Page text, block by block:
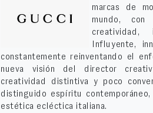
marcas de
mundo, con
creatividad,
Influyente,
constantemente reinventando el
nueva visión del director
creatividad distintiva y poco
distinguido espíritu
estética ecléctica italiana.